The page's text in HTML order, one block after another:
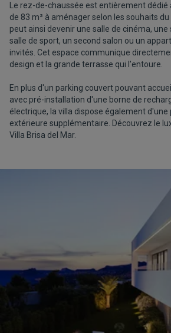
Le rez-de-chaussée est entièrement dédié
de 83 m² à aménager selon les souhaits du
peut ainsi devenir une salle de cinéma, une
salle de sport, un second salon ou un
invités. Cet espace communique
design et la grande terrasse qui l'entoure.
En plus d'un parking couvert pouvant
avec pré-installation d'une borne de
électrique, la villa dispose également d'une
extérieure supplémentaire. Découvrez le
Villa Brisa del Mar.